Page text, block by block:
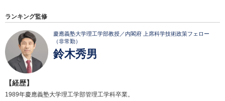
ランキング監修
慶應義塾大学理工学部教授／内閣府 上席科学技術政策フェロー
（非常勤）
鈴木秀男
【経歴】
1989年慶應義塾大学理工学部管理工学科卒業。